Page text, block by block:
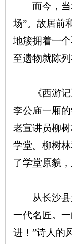
而今，当地
场”。故居前
地簇拥着一
至遗物就陈
《西游记》
李公庙一厢
老宣讲员柳
学堂。柳树
了学堂原貌
从长沙县走
一代名匠。
进！”诗人的